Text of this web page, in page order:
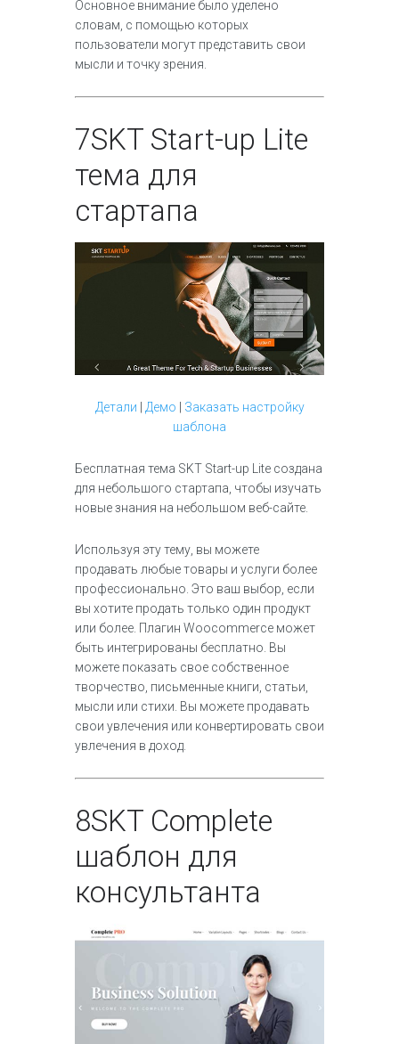
Основное внимание было уделено
словам, с помощью которых
пользователи могут представить свои
мысли и точку зрения.
7SKT Start-up Lite
тема для
стартапа
Детали Демо
Заказать настройку
шаблона
Бесплатная тема SKT Start-up Lite создана
для небольшого стартапа, чтобы изучать
новые знания на небольшом веб-сайте.
Используя эту тему, вы можете
продавать любые товары и услуги более
профессионально. Это ваш выбор, если
вы хотите продать только один продукт
или более. Плагин Woocommerce может
быть интегрированы бесплатно. Вы
можете показать свое собственное
творчество, письменные книги, статьи,
мысли или стихи. Вы можете продавать
свои увлечения или конвертировать свои
увлечения в доход.
8SKT Complete
шаблон для
консультанта